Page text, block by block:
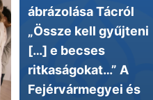
ábrázolása Tácról
„Össze kell gyűjteni
[…] e becses
ritkaságokat…” A
Fejérvármegyei és